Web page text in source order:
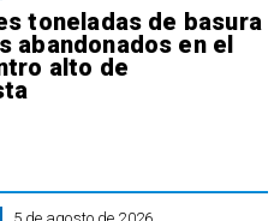
toneladas de basura
abandonados en el
alto de